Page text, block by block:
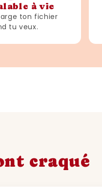
à vie
ton fichier
tu veux.
craqué